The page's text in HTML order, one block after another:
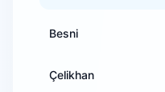
Besni
Çelikhan